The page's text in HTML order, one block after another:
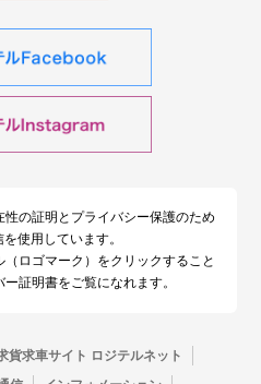
性の証明とプライバシー保護のため
使用しています。
（ロゴマーク）をクリックすること
証明書をご覧になれます。
貨求車サイト ロジテルネット